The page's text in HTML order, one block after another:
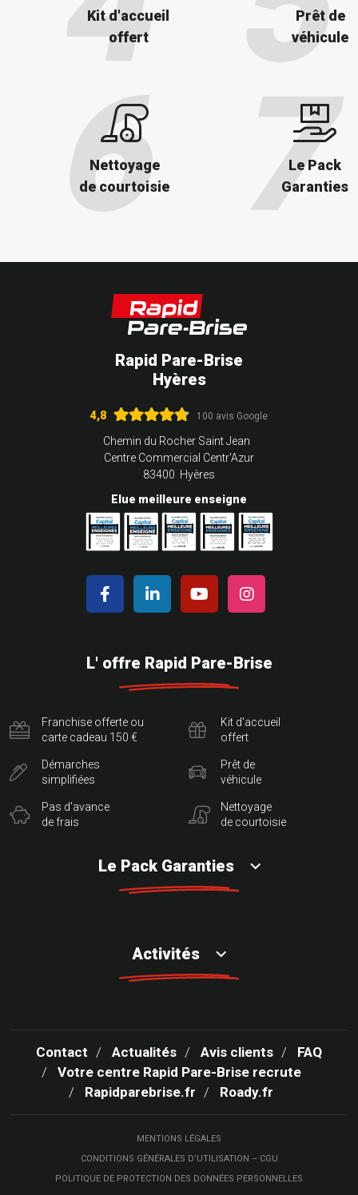
Kit d'accueil
offert
Prêt de
véhicule
Nettoyage
de courtoisie
Le Pack
Garanties
Rapid Pare-Brise
Hyères
4,8 100 avis Google
Chemin du Rocher Saint Jean
Centre Commercial Centr'Azur
83400 Hyères
Elue meilleure enseigne
L' offre Rapid Pare-Brise
Franchise offerte ou
carte cadeau 150 €
Démarches
simplifiées
Pas d'avance
de frais
Kit d'accueil
offert
Prêt de
véhicule
Nettoyage
de courtoisie
Le Pack Garanties
Activités
Contact Actualités Avis clients
FAQ
Votre centre Rapid Pare-Brise recrute
Rapidparebrise.fr
Roady.fr
MENTIONS LÉGALES
CONDITIONS GÉNÉRALES D’UTILISATION – CGU
POLITIQUE DE PROTECTION DES DONNÉES PERSONNELLES